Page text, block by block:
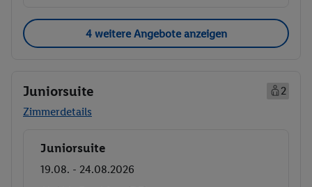
4 weitere Angebote anzeigen
Juniorsuite
2
Zimmerdetails
Buchen
Juniorsuite
19.08. - 24.08.2026